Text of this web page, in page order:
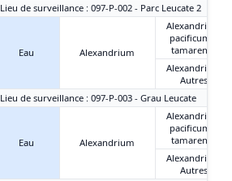
Lieu de surveillance : 097-P-002 - Parc Leucate 2
Eau Alexandrium
Alexandrium
pacificum +
tamarense
Alexandrium
Autres
Lieu de surveillance : 097-P-003 - Grau Leucate
Eau Alexandrium
Alexandrium
pacificum +
tamarense
Alexandrium
Autres